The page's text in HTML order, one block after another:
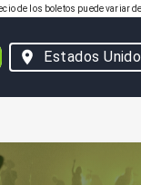
de los boletos puede variar
Estados